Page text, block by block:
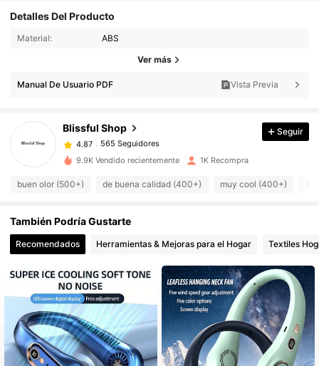
Detalles Del Producto
Material: ABS
Ver más
Manual De Usuario PDF Vista Previa
Blissful Shop
565 Seguidores
4.87
4.87 565 Seguidores
4.87 565 Seguidores
4.87 565 Seguidores
4.87
4.87
4.87 565 Seguidores
Seguir
9.9K Vendido recientemente 1K Recompra
buen olor (500+) de buena calidad (400+) muy cool (400+)
También Podría Gustarte
Recomendados Herramientas & Mejoras para el Hogar Textiles